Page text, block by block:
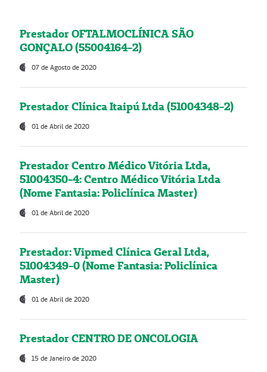
Prestador OFTALMOCLÍNICA SÃO
GONÇALO (55004164-2)
07 de Agosto de 2020
Prestador Clínica Itaipú Ltda (51004348-2)
01 de Abril de 2020
Prestador Centro Médico Vitória Ltda,
51004350-4: Centro Médico Vitória Ltda
(Nome Fantasia: Policlínica Master)
01 de Abril de 2020
Prestador: Vipmed Clínica Geral Ltda,
51004349-0 (Nome Fantasia: Policlínica
Master)
01 de Abril de 2020
Prestador CENTRO DE ONCOLOGIA
15 de Janeiro de 2020